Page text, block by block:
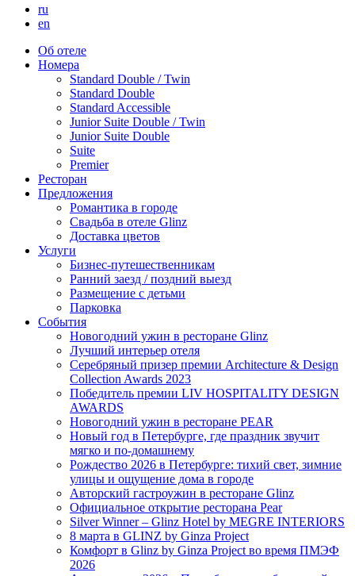
ru
en
Об отеле
Номера
Standard Double / Twin
Standard Double
Standard Accessible
Junior Suite Double / Twin
Junior Suite Double
Suite
Premier
Ресторан
Предложения
Романтика в городе
Свадьба в отеле Glinz
Доставка цветов
Услуги
Бизнес-путешественникам
Ранний заезд / поздний выезд
Размещение с детьми
Парковка
События
Новогодний ужин в ресторане Glinz
Лучший интерьер отеля
Серебряный призер премии Architecture & Design
Collection Awards 2023
Победитель премии LIV HOSPITALITY DESIGN
AWARDS
Новогодний ужин в ресторане PEAR
Новый год в Петербурге, где праздник звучит
мягко и по-домашнему
Рождество 2026 в Петербурге: тихий свет, зимние
улицы и ощущение дома в городе
Авторский гастроужин в ресторане Glinz
Официальное открытие ресторана Pear
Silver Winner – Glinz Hotel by MEGRE INTERIORS
8 марта в GLINZ by Ginza Project
Комфорт в Glinz by Ginza Project во время ПМЭФ
2026